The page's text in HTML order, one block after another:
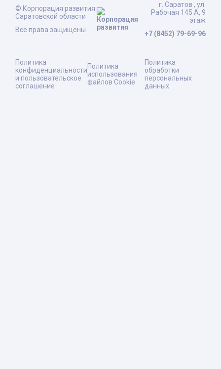
© Корпорация развития
Саратовской области
Все права защищены
г. Саратов , ул.
Рабочая 145 А, 9
этаж
+7 (8452) 79-69-96
Политика
конфиденциальности
и пользовательское
соглашение
Политика
использования
файлов Cookie
Политика
обработки
персональных
данных